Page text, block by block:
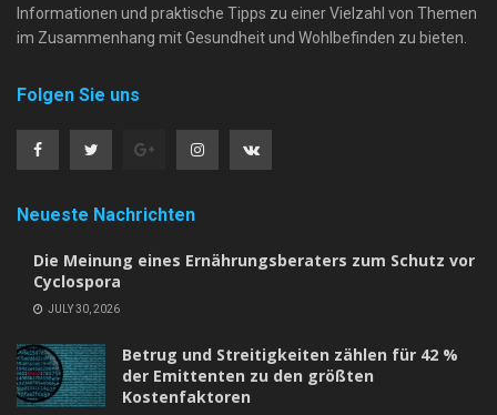
Informationen und praktische Tipps zu einer Vielzahl von Themen
im Zusammenhang mit Gesundheit und Wohlbefinden zu bieten.
Folgen Sie uns
Neueste Nachrichten
Die Meinung eines Ernährungsberaters zum Schutz vor
Cyclospora
JULY 30, 2026
Betrug und Streitigkeiten zählen für 42 %
der Emittenten zu den größten
Kostenfaktoren